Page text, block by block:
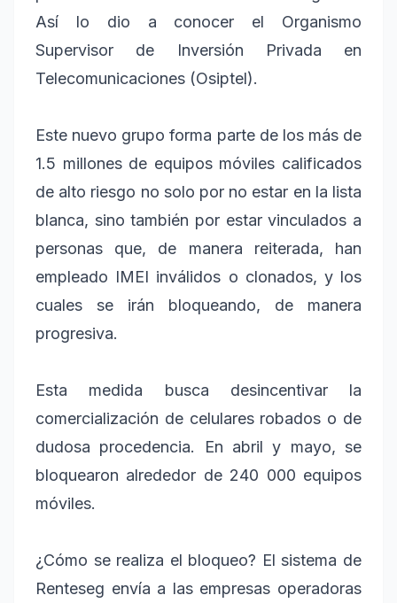
Así lo dio a conocer el Organismo
Supervisor de Inversión Privada en
Telecomunicaciones (Osiptel).
Este nuevo grupo forma parte de los más de
1.5 millones de equipos móviles calificados
de alto riesgo no solo por no estar en la lista
blanca, sino también por estar vinculados a
personas que, de manera reiterada, han
empleado IMEI inválidos o clonados, y los
cuales se irán bloqueando, de manera
progresiva.
Esta medida busca desincentivar la
comercialización de celulares robados o de
dudosa procedencia. En abril y mayo, se
bloquearon alrededor de 240 000 equipos
móviles.
¿Cómo se realiza el bloqueo? El sistema de
Renteseg envía a las empresas operadoras